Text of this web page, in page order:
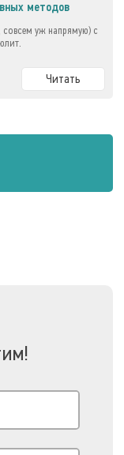
методов
совсем уж напрямую) с
Читать